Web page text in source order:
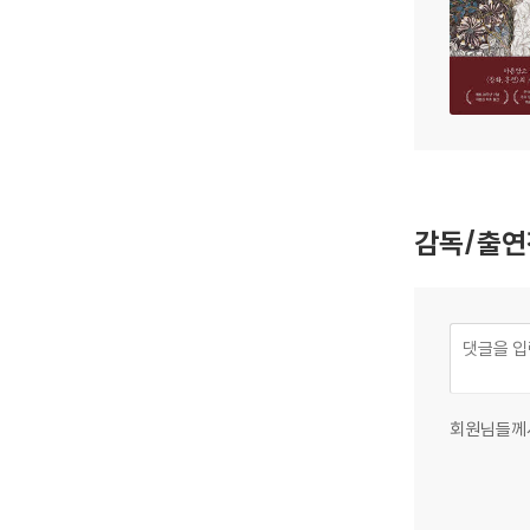
감독/출
회원님들